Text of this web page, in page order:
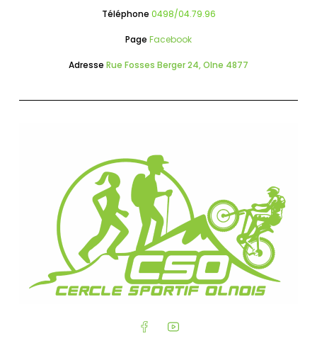
Téléphone 0498/04.79.96
Page Facebook
Adresse Rue Fosses Berger 24, Olne 4877